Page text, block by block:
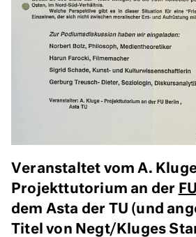
Veranstaltet vom A.
Projekttutorium an der
dem Asta der TU (und
Titel von Negt/Kluges